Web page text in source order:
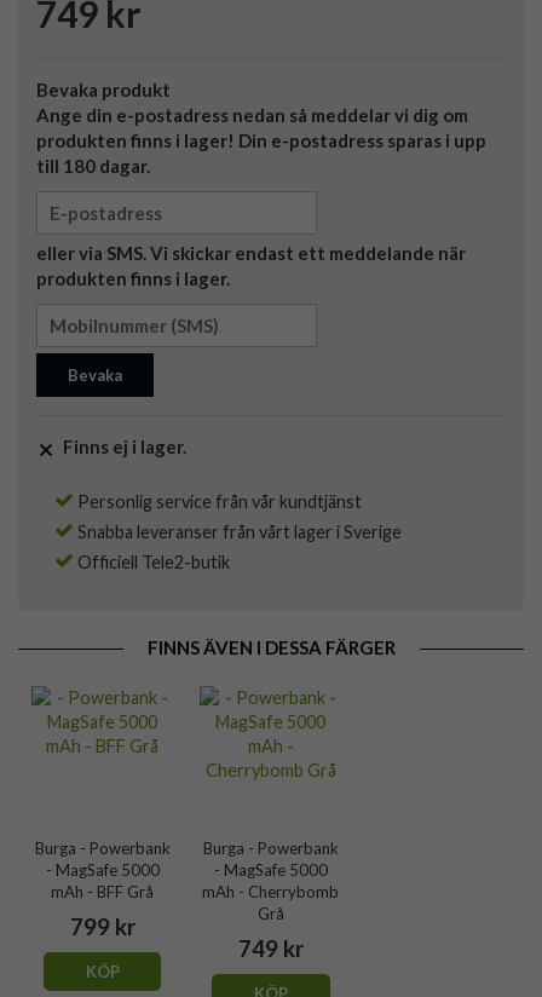
749 kr
Bevaka produkt
Ange din e-postadress nedan så meddelar vi dig om
produkten finns i lager! Din e-postadress sparas i upp
till 180 dagar.
eller via SMS. Vi skickar endast ett meddelande när
produkten finns i lager.
Bevaka
Finns ej i lager.
Personlig service från vår kundtjänst
Snabba leveranser från vårt lager i Sverige
Officiell Tele2-butik
FINNS ÄVEN I DESSA FÄRGER
Burga - Powerbank
- MagSafe 5000
mAh - BFF Grå
799 kr
KÖP
Burga - Powerbank
- MagSafe 5000
mAh - Cherrybomb
Grå
749 kr
KÖP